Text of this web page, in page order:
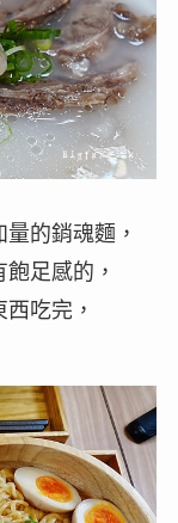
的銷魂麵，
足感的，
吃完，